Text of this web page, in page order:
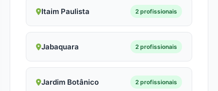
Itaim Paulista 2 profissionais
Jabaquara 2 profissionais
Jardim Botânico 2 profissionais